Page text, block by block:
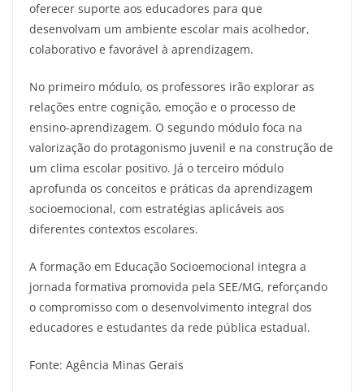
oferecer suporte aos educadores para que
desenvolvam um ambiente escolar mais acolhedor,
colaborativo e favorável à aprendizagem.
No primeiro módulo, os professores irão explorar as
relações entre cognição, emoção e o processo de
ensino-aprendizagem. O segundo módulo foca na
valorização do protagonismo juvenil e na construção de
um clima escolar positivo. Já o terceiro módulo
aprofunda os conceitos e práticas da aprendizagem
socioemocional, com estratégias aplicáveis aos
diferentes contextos escolares.
A formação em Educação Socioemocional integra a
jornada formativa promovida pela SEE/MG, reforçando
o compromisso com o desenvolvimento integral dos
educadores e estudantes da rede pública estadual.
Fonte: Agência Minas Gerais